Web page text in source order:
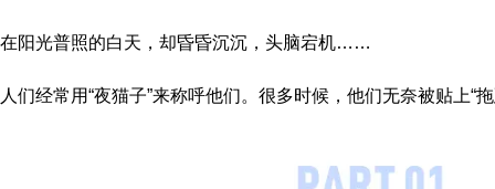
在阳光普照的白天，却昏昏沉沉，头脑宕机……
人们经常用“夜猫子”来称呼他们。很多时候，他们无奈被贴上“拖